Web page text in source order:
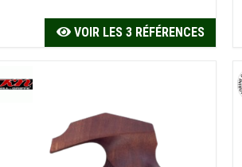
VOIR LES 3 RÉFÉRENCES